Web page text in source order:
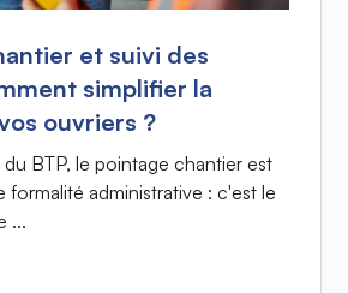
et suivi des
simplifier la
ouvriers ?
BTP, le pointage chantier est
formalité administrative : c'est le
...